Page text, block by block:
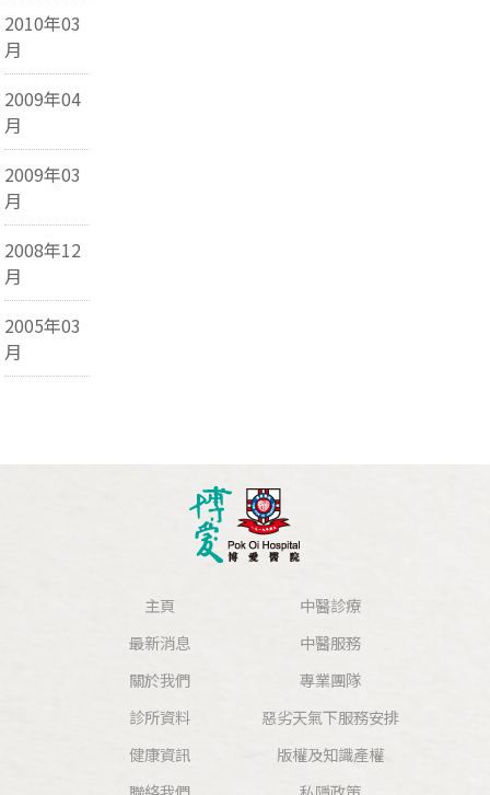
2010年03
月
2009年04
月
2009年03
月
2008年12
月
2005年03
月
主頁
最新消息
關於我們
中醫診療
中醫服務
專業團隊
診所資料
健康資訊
惡劣天氣下服務安排
版權及知識產權